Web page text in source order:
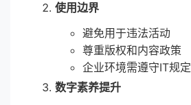
使用边界
避免用于违法活动
尊重版权和内容政策
企业环境需遵守IT规定
数字素养提升